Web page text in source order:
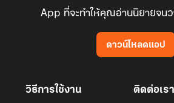
App ที่จะทำให้คุณอ่านนิยายจนว
ดาวน์โหลดแอป
วิธีการใช้งาน ติดต่อเรา